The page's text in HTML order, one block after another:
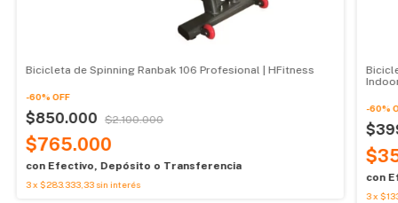
Bicicleta de Spinning Ranbak 106 Profesional | HFitness
-60% OFF
$850.000 $2.100.000
$765.000
con Efectivo, Depósito o Transferencia
3x $283.333,33sin interés
-60%
con
3 x